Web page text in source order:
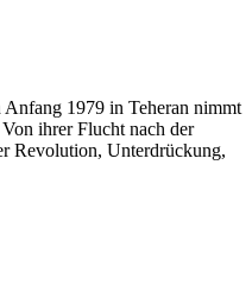
1979 in Teheran nimmt
ihrer Flucht nach der
Revolution, Unterdrückung,